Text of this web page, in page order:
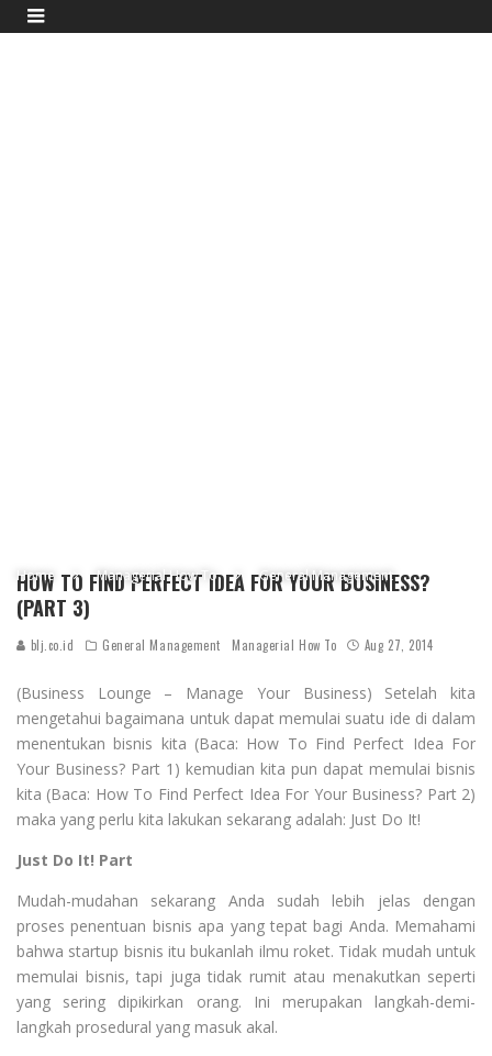
Home Managerial How To General Management
HOW TO FIND PERFECT IDEA FOR YOUR BUSINESS?
(PART 3)
blj.co.id General Management Managerial How To Aug 27, 2014
(Business Lounge – Manage Your Business) Setelah kita
mengetahui bagaimana untuk dapat memulai suatu ide di dalam
menentukan bisnis kita (Baca: How To Find Perfect Idea For
Your Business? Part 1) kemudian kita pun dapat memulai bisnis
kita (Baca: How To Find Perfect Idea For Your Business? Part 2)
maka yang perlu kita lakukan sekarang adalah: Just Do It!
Just Do It! Part
Mudah-mudahan sekarang Anda sudah lebih jelas dengan
proses penentuan bisnis apa yang tepat bagi Anda. Memahami
bahwa startup bisnis itu bukanlah ilmu roket. Tidak mudah untuk
memulai bisnis, tapi juga tidak rumit atau menakutkan seperti
yang sering dipikirkan orang. Ini merupakan langkah-demi-
langkah prosedural yang masuk akal.